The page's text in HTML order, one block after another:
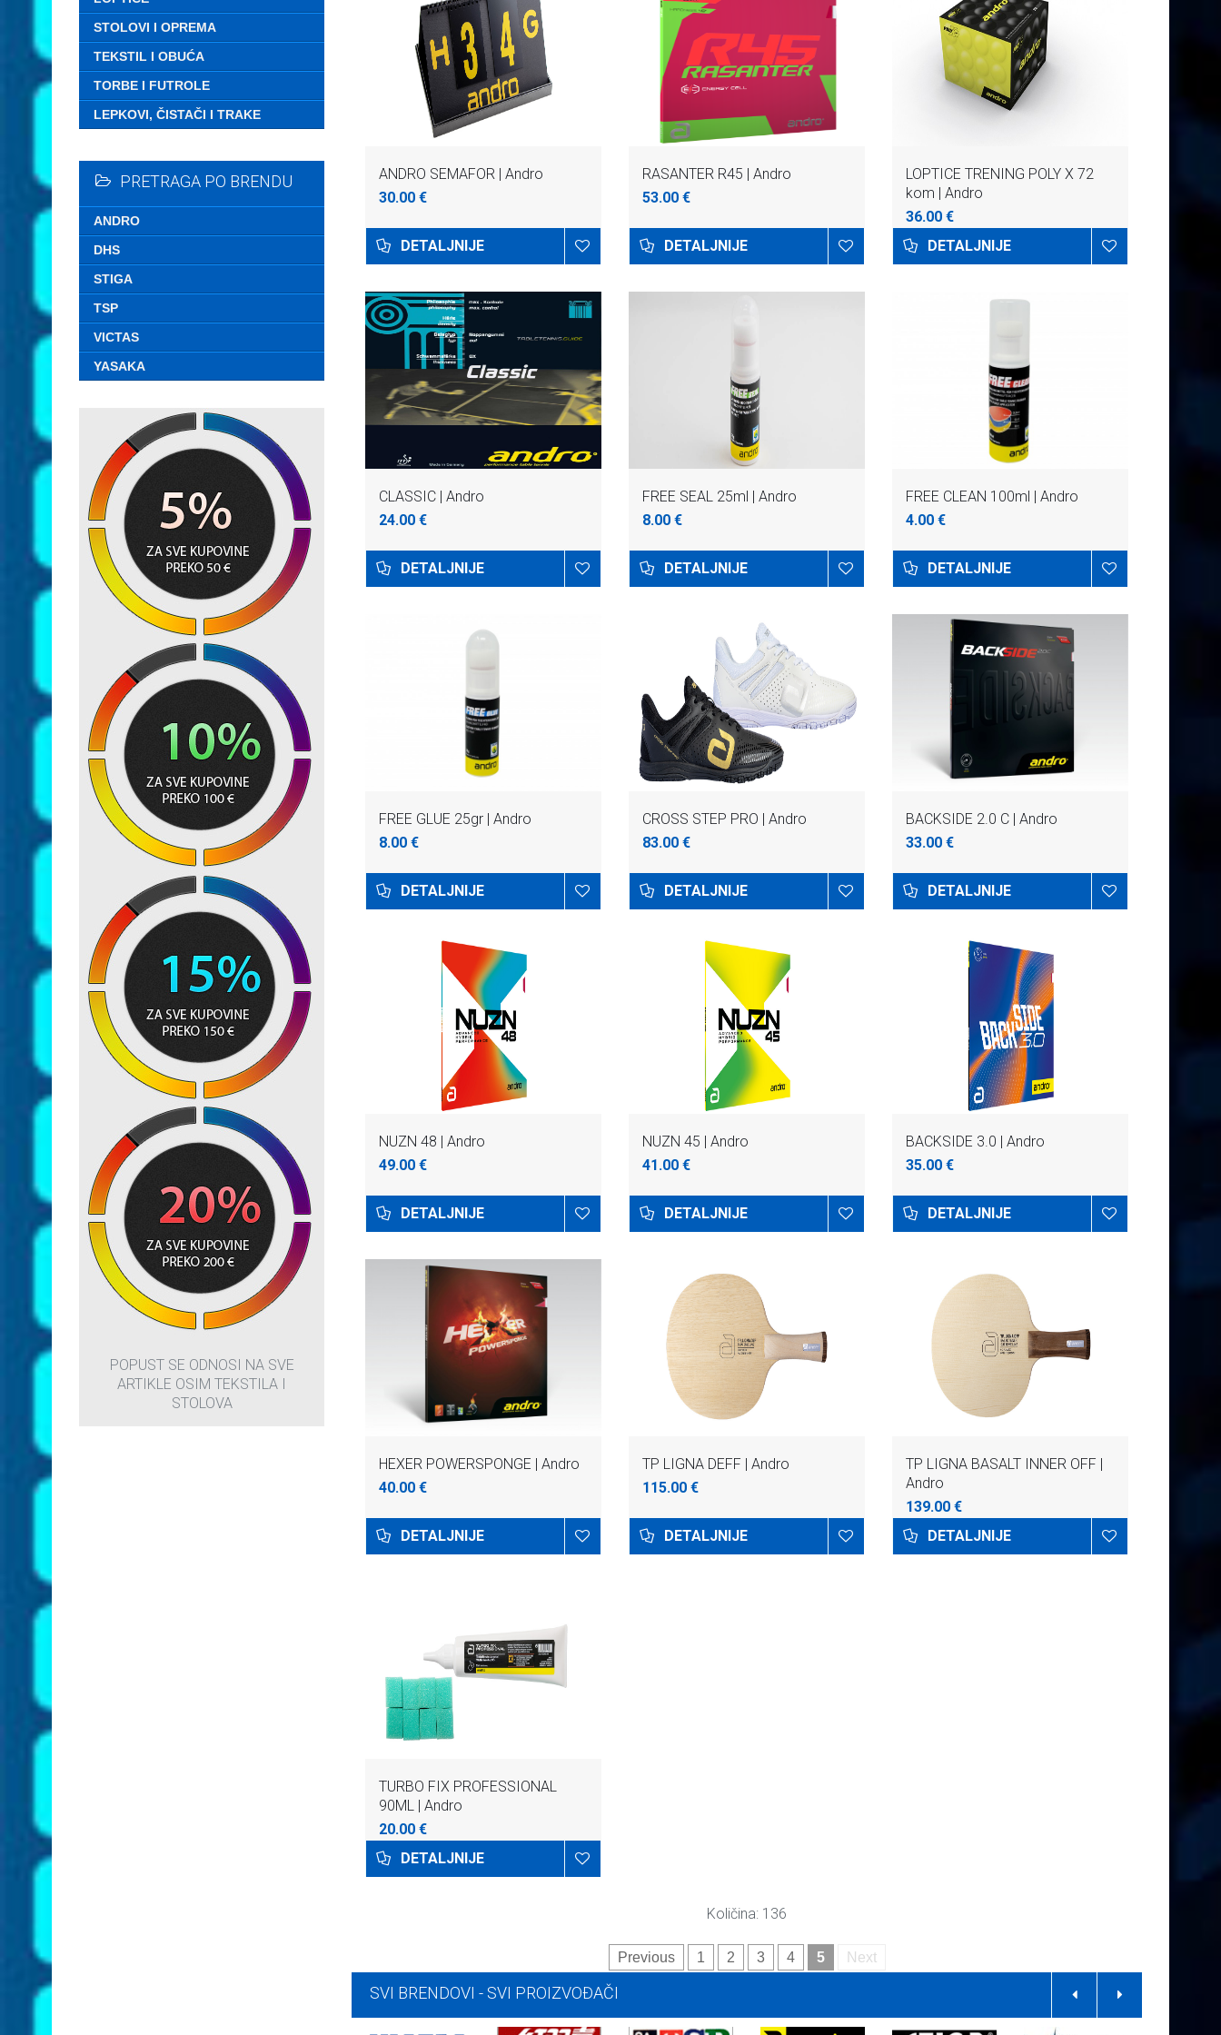
STOLOVI I OPREMA
TEKSTIL I OBUĆA
TORBE I FUTROLE
LEPKOVI, ČISTAČI I TRAKE
PRETRAGA PO BRENDU
ANDRO
DHS
STIGA
TSP
VICTAS
YASAKA
POPUST SE ODNOSI NA SVE
ARTIKLE OSIM TEKSTILA I
STOLOVA
ANDRO SEMAFOR | Andro
30.00 €
DETALJNIJE
RASANTER R45 | Andro
53.00 €
DETALJNIJE
LOPTICE TRENING POLY X 72
kom | Andro
36.00 €
DETALJNIJE
CLASSIC | Andro
24.00 €
DETALJNIJE
FREE SEAL 25ml | Andro
8.00 €
DETALJNIJE
FREE CLEAN 100ml | Andro
4.00 €
DETALJNIJE
FREE GLUE 25gr | Andro
8.00 €
DETALJNIJE
CROSS STEP PRO | Andro
83.00 €
DETALJNIJE
BACKSIDE 2.0 C | Andro
33.00 €
DETALJNIJE
NUZN 48 | Andro
49.00 €
DETALJNIJE
NUZN 45 | Andro
41.00 €
DETALJNIJE
BACKSIDE 3.0 | Andro
35.00 €
DETALJNIJE
HEXER POWERSPONGE | Andro
40.00 €
DETALJNIJE
TP LIGNA DEFF | Andro
115.00 €
DETALJNIJE
TP LIGNA BASALT INNER OFF |
Andro
139.00 €
DETALJNIJE
TURBO FIX PROFESSIONAL
90ML | Andro
20.00 €
DETALJNIJE
Količina: 136
Previous 1 2 3 4 5 Next
SVI BRENDOVI - SVI PROIZVOĐAČI